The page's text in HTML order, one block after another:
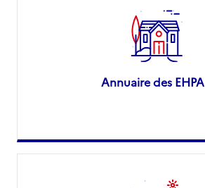
Annuaire des